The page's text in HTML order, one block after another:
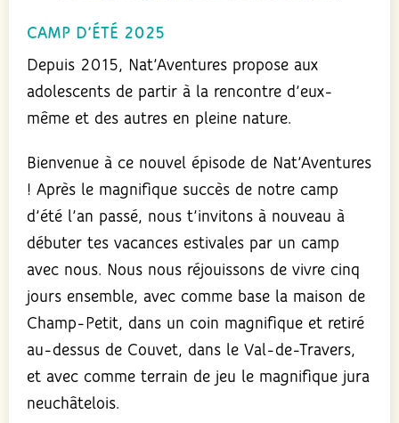
CAMP D’ÉTÉ 2025
Depuis 2015, Nat’Aventures propose aux
adolescents de partir à la rencontre d’eux-
même et des autres en pleine nature.
Bienvenue à ce nouvel épisode de Nat’Aventures
! Après le magnifique succès de notre camp
d’été l’an passé, nous t’invitons à nouveau à
débuter tes vacances estivales par un camp
avec nous. Nous nous réjouissons de vivre cinq
jours ensemble, avec comme base la maison de
Champ-Petit, dans un coin magnifique et retiré
au-dessus de Couvet, dans le Val-de-Travers,
et avec comme terrain de jeu le magnifique jura
neuchâtelois.